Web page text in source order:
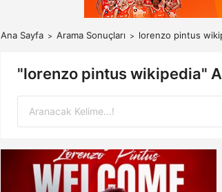
Ana Sayfa Arama Sonuçları lorenzo pintus
"lorenzo pintus wikipedia"